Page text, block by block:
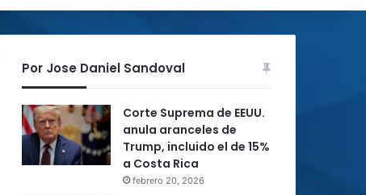
Por Jose Daniel Sandoval
Corte Suprema de EEUU.
anula aranceles de
Trump, incluido el de 15%
a Costa Rica
febrero 20, 2026